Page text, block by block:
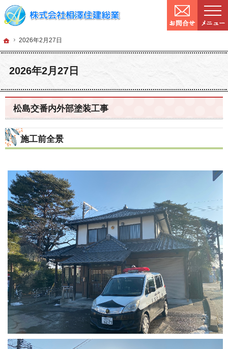
ホーム
2026年2月27日
2026年2月27日
確かな技術と信頼。宮城県仙台市の塗装・リフォームを手がける工務店なら当社へ
宮城県仙台市の塗装・リフォームなら工務店の相澤住建総業
松島交番内外部塗装工事
施工前全景
ホーム
2026年2月27日